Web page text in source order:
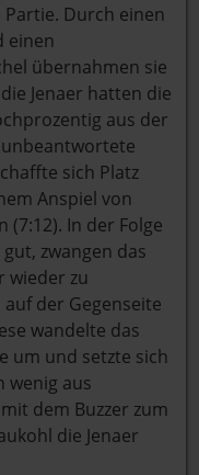
Durch einen
einen
übernahmen sie
Jenaer hatten die
aus der
sich Platz
Anspiel von
(7:12). In der Folge
zwangen das
wieder zu
der Gegenseite
wandelte das
um und setzte sich
wenig aus
dem Buzzer zum
die Jenaer